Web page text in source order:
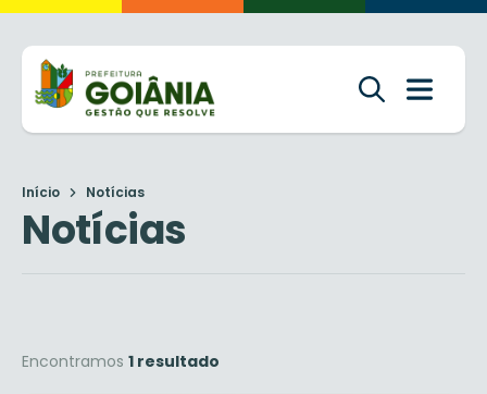
Início Notícias
Notícias
Encontramos 1 resultado